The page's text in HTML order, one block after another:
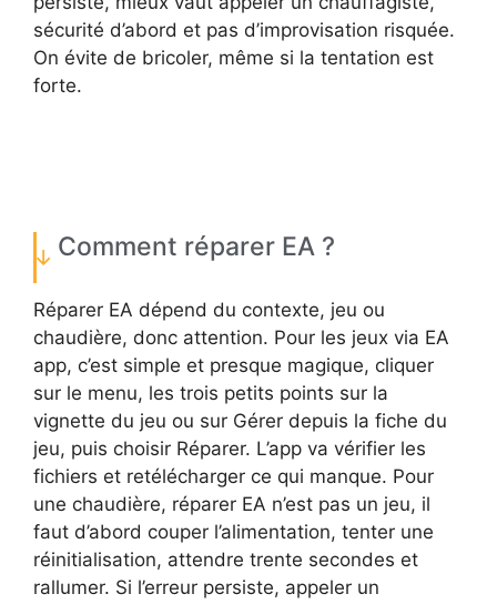
sécurité d’abord et pas d’improvisation risquée.
On évite de bricoler, même si la tentation est
forte.
Comment réparer EA ?
Réparer EA dépend du contexte, jeu ou
chaudière, donc attention. Pour les jeux via EA
app, c’est simple et presque magique, cliquer
sur le menu, les trois petits points sur la
vignette du jeu ou sur Gérer depuis la fiche du
jeu, puis choisir Réparer. L’app va vérifier les
fichiers et retélécharger ce qui manque. Pour
une chaudière, réparer EA n’est pas un jeu, il
faut d’abord couper l’alimentation, tenter une
réinitialisation, attendre trente secondes et
rallumer. Si l’erreur persiste, appeler un